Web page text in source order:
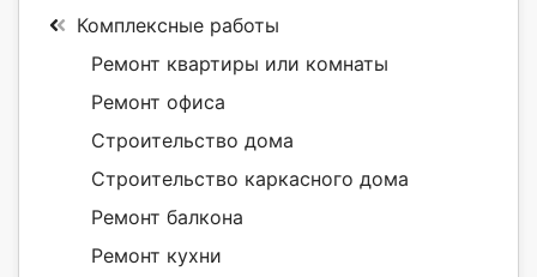
Комплексные работы
Ремонт квартиры или комнаты
Ремонт офиса
Строительство дома
Строительство каркасного дома
Ремонт балкона
Ремонт кухни